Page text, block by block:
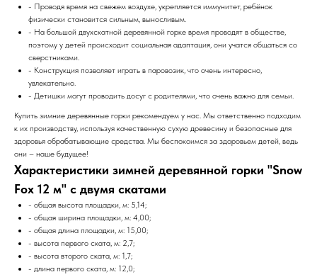
- Проводя время на свежем воздухе, укрепляется иммунитет, ребёнок
физически становится сильным, выносливым.
- На большой двухскатной деревянной горке время проводят в обществе,
поэтому у детей происходит социальная адаптация, они учатся общаться со
сверстниками.
- Конструкция позволяет играть в паровозик, что очень интересно,
увлекательно.
- Детишки могут проводить досуг с родителями, что очень важно для семьи.
Купить зимние деревянные горки рекомендуем у нас. Мы ответственно подходим
к их производству, используя качественную сухую древесину и безопасные для
здоровья обрабатывающие средства. Мы беспокоимся за здоровьем детей, ведь
они – наше будущее!
Характеристики зимней деревянной горки "Snow
Fox 12 м" с двумя скатами
- общая высота площадки, м: 5,14;
- общая ширина площадки, м: 4,00;
- общая длина площадки, м: 15,00;
- высота первого ската, м: 2,7;
- высота второго ската, м: 1,7;
- длина первого ската, м: 12,0;